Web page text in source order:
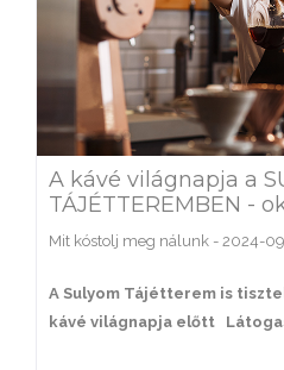
A kávé világnapja a
TÁJÉTTEREMBEN -
Mit kóstolj meg nálunk - 2024-
A Sulyom Tájétterem is
kávé világnapja előtt